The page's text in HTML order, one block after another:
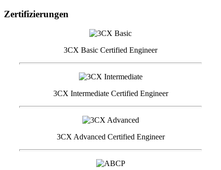
Zertifizierungen
3CX Basic Certified Engineer
3CX Intermediate Certified Engineer
3CX Advanced Certified Engineer